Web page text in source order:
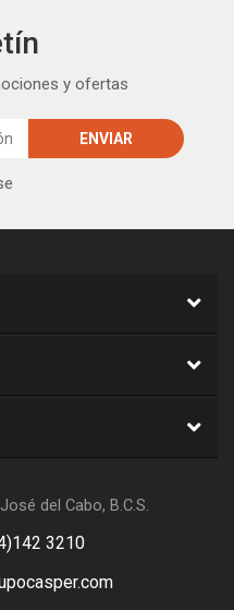
y ofertas
del Cabo, B.C.S.
3210